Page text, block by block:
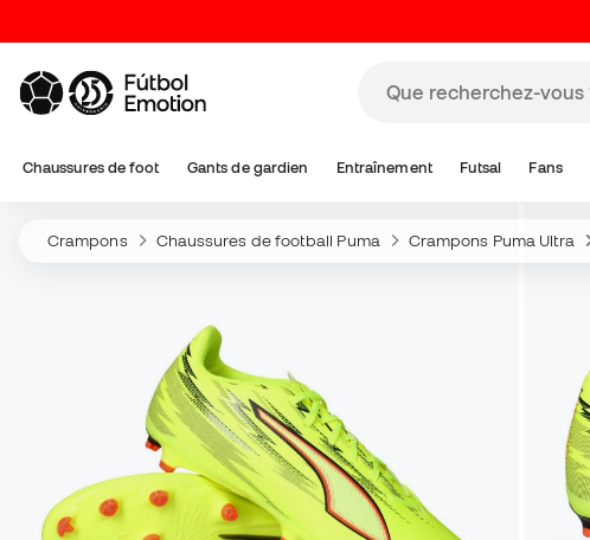
Chaussures de foot Gants de gardien Entraînement Futsal Fans
Crampons Chaussures de football Puma Crampons Puma Ultra